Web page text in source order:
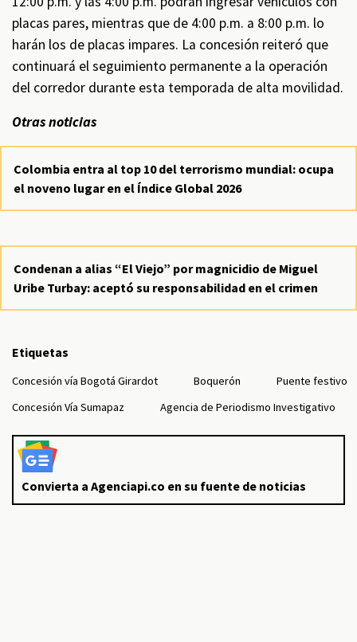
placas pares, mientras que de 4:00 p.m. a 8:00 p.m. lo
harán los de placas impares. La concesión reiteró que
continuará el seguimiento permanente a la operación
del corredor durante esta temporada de alta movilidad.
Otras noticias
Colombia entra al top 10 del terrorismo mundial: ocupa
el noveno lugar en el Índice Global 2026
Condenan a alias “El Viejo” por magnicidio de Miguel
Uribe Turbay: aceptó su responsabilidad en el crimen
Etiquetas
Concesión vía Bogotá Girardot Boquerón
Puente festivo
Concesión Vía Sumapaz
Agencia de Periodismo Investigativo
Convierta a Agenciapi.co en su fuente de noticias